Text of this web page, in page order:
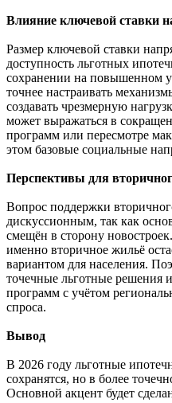
Влияние ключевой ставки
Размер ключевой ставки
доступность льготных
сохранении на повышенном
точнее настраивать
создавать чрезмерную
может выражаться в
программ или пересмотре
этом базовые социальные
Перспективы для
Вопрос поддержки
дискуссионным, так как
смещён в сторону
именно вторичное жильё
вариантом для населения.
точечные льготные решения
программ с учётом
спроса.
Вывод
В 2026 году льготные
сохранятся, но в более
Основной акцент будет